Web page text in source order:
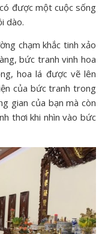
được một cuộc sống
dào.
chạm khắc tinh xảo
bức tranh vinh hoa
hoa lá được vẽ lên
của bức tranh trong
gian của bạn mà còn
thơi khi nhìn vào bức